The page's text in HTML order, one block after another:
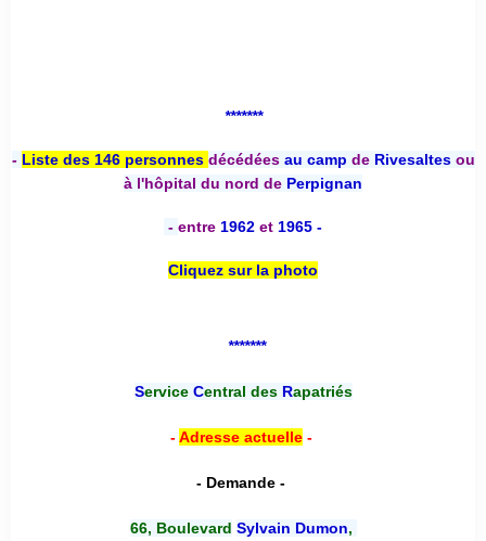
*******
- Liste des 146 personnes décédées au camp deRivesaltesou
à l'hôpital du nord de Perpignan
- entre 1962 et 1965 -
Cliquez sur la photo
*******
Service Central desRapatriés
-Adresse actuelle-
- Demande -
66, Boulevard Sylvain Dumon,